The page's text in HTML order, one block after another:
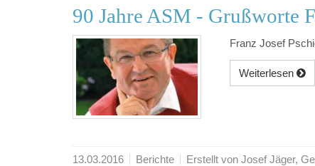
90 Jahre ASM - Grußworte
Franz Josef
Weiterlesen
13.03.2016 Berichte Erstellt von Josef Jäger,